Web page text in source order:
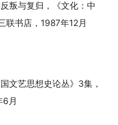
叛与复归，《文化：中
联书店，1987年12月
文艺思想史论丛》3集，
月